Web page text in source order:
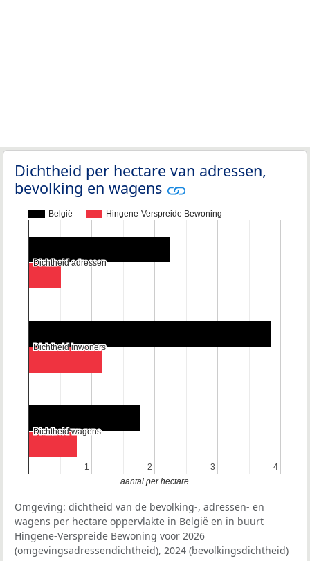
Dichtheid per hectare van adressen,
bevolking en wagens
België Hingene-Verspreide Bewoning
1
1 2
2 3
3 4
4
Dichtheid adressen
Dichtheid adressen
Dichtheid inwoners
Dichtheid inwoners
Dichtheid wagens
Dichtheid wagens
aantal per hectare
Omgeving: dichtheid van de bevolking-, adressen- en
wagens per hectare oppervlakte in België en in buurt
Hingene-Verspreide Bewoning voor 2026
(omgevingsadressendichtheid), 2024 (bevolkingsdichtheid)